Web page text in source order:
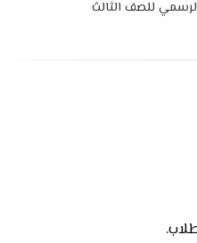
للصف الثالث